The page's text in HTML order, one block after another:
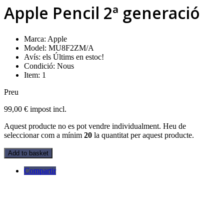
Apple Pencil 2ª generació
Marca: Apple
Model: MU8F2ZM/A
Avís: els Últims en estoc!
Condició: Nous
Item: 1
Preu
99,00 € impost incl.
Aquest producte no es pot vendre individualment. Heu de
seleccionar com a mínim 20 la quantitat per aquest producte.
Add to basket
Compartir